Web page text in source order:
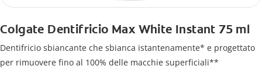
Colgate Dentifricio Max White Instant 75 ml
Dentifricio sbiancante che sbianca istantenamente* e progettato
per rimuovere fino al 100% delle macchie superficiali**